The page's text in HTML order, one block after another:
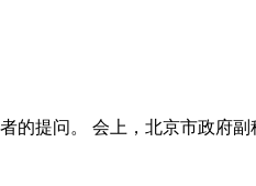
提问。 会上，北京市政府